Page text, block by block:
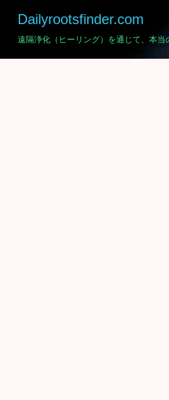
Dailyrootsfinder.com
遠隔浄化（ヒーリング）を通じて、本